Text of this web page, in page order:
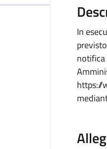
In
notifica
https://